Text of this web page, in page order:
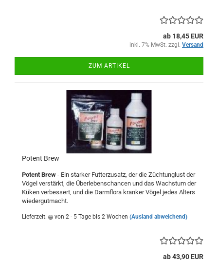
ab 18,45 EUR
inkl. 7% MwSt. zzgl. Versand
ZUM ARTIKEL
Potent Brew
Potent Brew - Ein starker Futterzusatz, der die Züchtunglust der
Vögel verstärkt, die Überlebenschancen und das Wachstum der
Küken verbessert, und die Darmflora kranker Vögel jedes Alters
wiedergutmacht.
Lieferzeit: von 2 - 5 Tage bis 2 Wochen (Ausland abweichend)
ab 43,90 EUR